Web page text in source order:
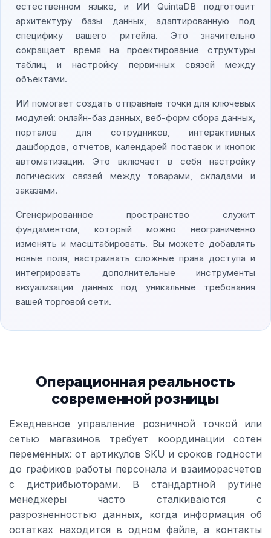
естественном языке, и ИИ QuintaDB подготовит
архитектуру базы данных, адаптированную под
специфику вашего ритейла. Это значительно
сокращает время на проектирование структуры
таблиц и настройку первичных связей между
объектами.
ИИ помогает создать отправные точки для ключевых
модулей: онлайн-баз данных, веб-форм сбора данных,
порталов для сотрудников, интерактивных
дашбордов, отчетов, календарей поставок и кнопок
автоматизации. Это включает в себя настройку
логических связей между товарами, складами и
заказами.
Сгенерированное пространство служит
фундаментом, который можно неограниченно
изменять и масштабировать. Вы можете добавлять
новые поля, настраивать сложные права доступа и
интегрировать дополнительные инструменты
визуализации данных под уникальные требования
вашей торговой сети.
Операционная реальность
современной розницы
Ежедневное управление розничной точкой или
сетью магазинов требует координации сотен
переменных: от артикулов SKU и сроков годности
до графиков работы персонала и взаиморасчетов
с дистрибьюторами. В стандартной рутине
менеджеры часто сталкиваются с
разрозненностью данных, когда информация об
остатках находится в одном файле, а контакты